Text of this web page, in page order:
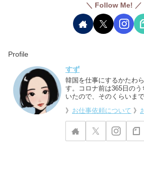
＼ Follow Me! ／
Profile
すず
韓国を仕事にするかたわ
す。コロナ前は365日の
いたので、そのくらいま
》 お仕事依頼について 》